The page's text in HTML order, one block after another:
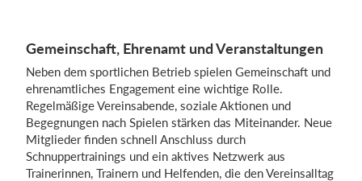
Gemeinschaft, Ehrenamt und Veranstaltungen
Neben dem sportlichen Betrieb spielen Gemeinschaft und
ehrenamtliches Engagement eine wichtige Rolle.
Regelmäßige Vereinsabende, soziale Aktionen und
Begegnungen nach Spielen stärken das Miteinander. Neue
Mitglieder finden schnell Anschluss durch
Schnuppertrainings und ein aktives Netzwerk aus
Trainerinnen, Trainern und Helfenden, die den Vereinsalltag